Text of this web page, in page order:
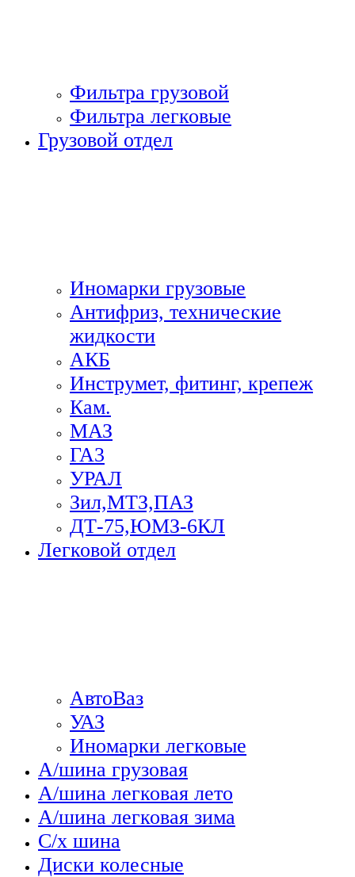
Фильтра грузовой
Фильтра легковые
Грузовой отдел
Иномарки грузовые
Антифриз, технические
жидкости
АКБ
Инструмет, фитинг, крепеж
Кам.
МАЗ
ГА3
УРАЛ
Зил,МТЗ,ПАЗ
ДТ-75,ЮМЗ-6КЛ
Легковой отдел
АвтоВаз
УАЗ
Иномарки легковые
А/шина грузовая
А/шина легковая лето
А/шина легковая зима
С/х шина
Диски колесные